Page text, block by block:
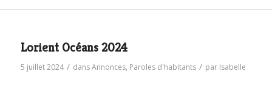
Lorient Océans 2024
5 juillet 2024 / dansAnnonces, Paroles d'habitants / par Isabelle